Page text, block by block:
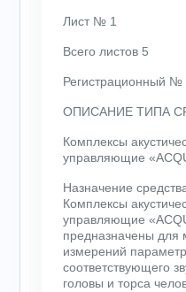
Лист № 1
Всего листов 5
Регистрационный №
ОПИСАНИЕ ТИПА
Комплексы
управляющие
Назначение
Комплексы
управляющие
предназначены для
измерений
соответствующего
головы и торса